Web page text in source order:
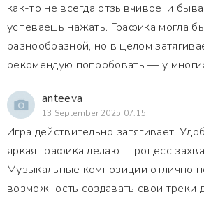
как-то не всегда отзывчивое, и
успеваешь нажать. Графика могла
разнообразной, но в целом
рекомендую попробовать — у
anteeva
13 September 2025 07:15
Игра действительно затягивает!
яркая графика делают процесс
Музыкальные композиции отлично
возможность создавать свои треки